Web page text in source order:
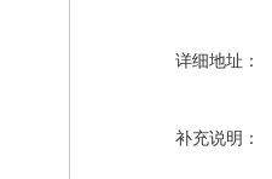
详细地址：
补充说明：